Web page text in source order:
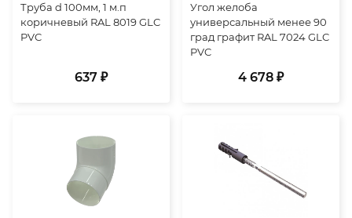
Труба d 100мм, 1 м.п
коричневый RAL 8019 GLC
PVC
637 ₽
Угол желоба
универсальный менее 90
град графит RAL 7024 GLC
PVC
4 678 ₽